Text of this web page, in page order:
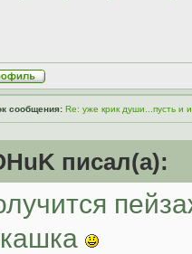
сообщения: Re: уже крик души...пусть и
писал(а):